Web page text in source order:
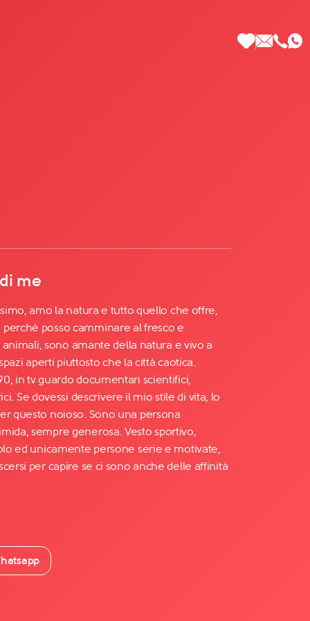
Più
me
amo la natura e tutto quello che offre,
posso camminare al fresco e
sono amante della natura e vivo a
aperti piuttosto che la città caotica.
in tv guardo documentari scientifici,
Se dovessi descrivere il mio stile di vita, lo
questo noioso. Sono una persona
sempre generosa. Vesto sportivo,
ed unicamente persone serie e motivate,
per capire se ci sono anche delle affinità